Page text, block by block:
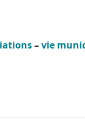
–vie